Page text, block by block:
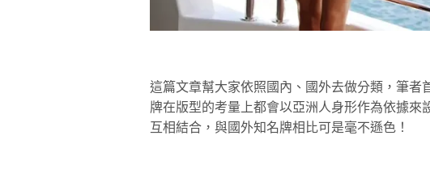
這篇文章幫大家依照國內、國外去做分類，筆
牌在版型的考量上都會以亞洲人身形作為依據
互相結合，與國外知名牌相比可是毫不遜色！